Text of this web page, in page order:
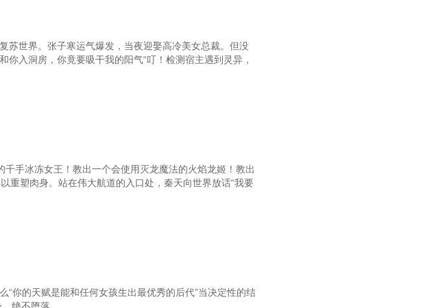
第63章：艾灸
殷勤
第78章：睡神
第93章：陆长清第一次义诊
苏世界。张子寒运气爆发，当夜迎娶高冷美女总裁。但没
入洞房，你竟要吸干我的阳气“叮！检测宿主遇到灵异，
手冰冻女王！教出一个会使用灭龙魔法的火焰龙姬！教出
塑肉身。站在伟大航道的入口处，秦天向世界放话“我要
你的天赋是能和任何女孩生出最优秀的后代”当决定性的结
绝不堕落。